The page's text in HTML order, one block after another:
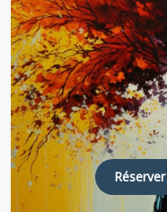
Réserver